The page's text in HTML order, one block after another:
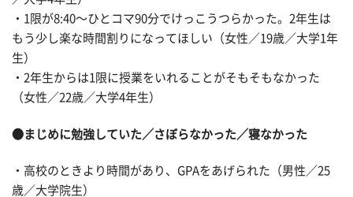
・1限が8:40〜ひとコマ90分でけっこうつらかった。2年生は
もう少し楽な時間割りになってほしい（女性／19歳／大学1年
生）
・2年生からは1限に授業をいれることがそもそもなかった
（女性／22歳／大学4年生）
●まじめに勉強していた／さぼらなかった／寝なかった
・高校のときより時間があり、GPAをあげられた（男性／25
歳／大学院生）